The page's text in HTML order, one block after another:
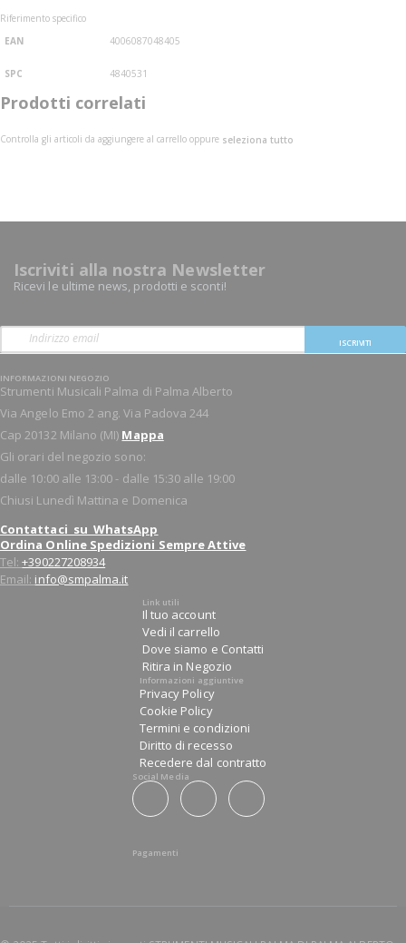
Riferimento specifico
EAN
4006087048405
SPC 4840531
Prodotti correlati
Controlla gli articoli da aggiungere al carrello oppure seleziona tutto
Iscriviti alla nostra Newsletter
Ricevi le ultime news, prodotti e sconti!
ISCRIVITI
INFORMAZIONI NEGOZIO
Strumenti Musicali Palma di Palma Alberto
Via Angelo Emo 2 ang. Via Padova 244
Cap 20132 Milano (MI) Mappa
Gli orari del negozio sono:
dalle 10:00 alle 13:00 - dalle 15:30 alle 19:00
Chiusi Lunedì Mattina e Domenica
Contattaci su WhatsApp
Ordina Online Spedizioni Sempre Attive
Tel:+390227208934
Email: info@smpalma.it
Link utili
Il tuo account
Vedi il carrello
Dove siamo e Contatti
Ritira in Negozio
Informazioni aggiuntive
Privacy Policy
Cookie Policy
Termini e condizioni
Diritto di recesso
Recedere dal contratto
Social Media
Pagamenti